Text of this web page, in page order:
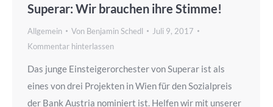
Superar: Wir brauchen ihre Stimme!
Allgemein Von Benjamin Schedl
Juli 9, 2017
Kommentar hinterlassen
Das junge Einsteigerorchester von Superar ist als
eines von drei Projekten in Wien für den Sozialpreis
der Bank Austria nominiert ist. Helfen wir mit unserer